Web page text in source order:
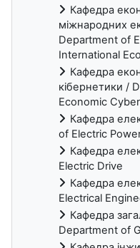
Кафедра
міжнародних
Department of
International
Кафедра
кібернетики /
Economic
Кафедра
of Electric
Кафедра
Electric Drive
Кафедра
Electrical
Кафедра
Department of